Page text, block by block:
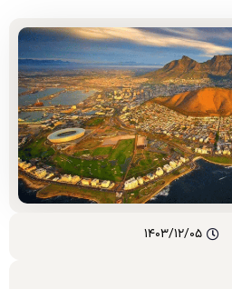
1403/12/05